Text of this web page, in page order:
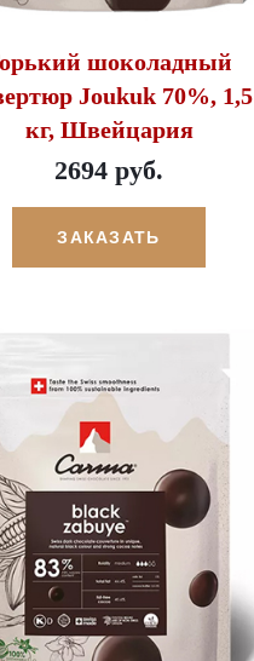
шоколадный
Joukuk 70%, 1,5
кг, Швейцария
2694 руб.
ЗАКАЗАТЬ